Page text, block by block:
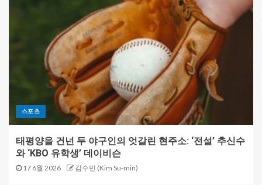
스포츠
태평양을 건넌 두 야구인의 엇갈린 현주소: ‘전설’ 추신수
와 ‘KBO 유학생’ 데이비슨
17 6월 2026 김수민 (Kim Su-min)